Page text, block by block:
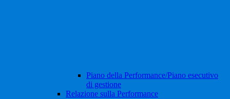
Piano della Performance/Piano esecutivo
di gestione
Relazione sulla Performance